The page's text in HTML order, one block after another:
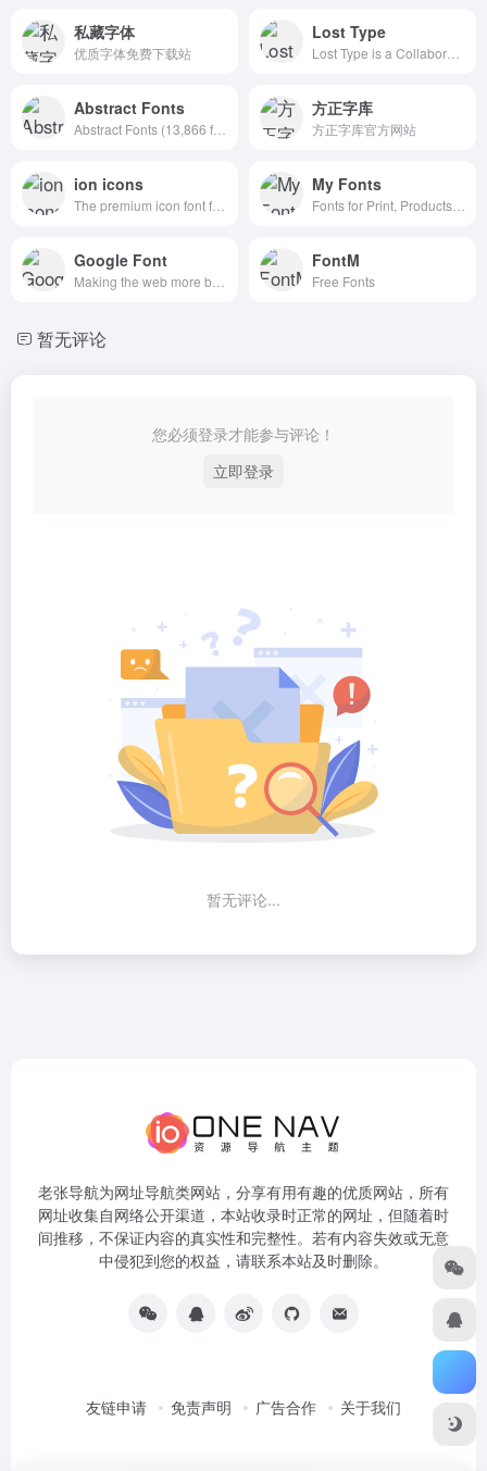
私藏字体
优质字体免费下载站
Lost Type
Abstract Fonts 方正字库
方正字库官方网站
ion icons My Fonts
Google Font FontM
Free Fonts
暂无评论
您必须登录才能参与评论！
立即登录
暂无评论...
老张导航为网址导航类网站，分享有用有趣的优质网站，所有
网址收集自网络公开渠道，本站收录时正常的网址，但随着时
间推移，不保证内容的真实性和完整性。若有内容失效或无意
中侵犯到您的权益，请联系本站及时删除。
友链申请 免责声明 广告合作 关于我们